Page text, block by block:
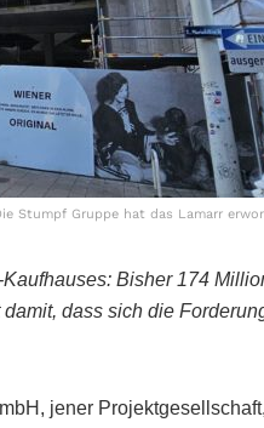
Stumpf Gruppe hat das Lamarr
Bisher 174
dass sich die
jener